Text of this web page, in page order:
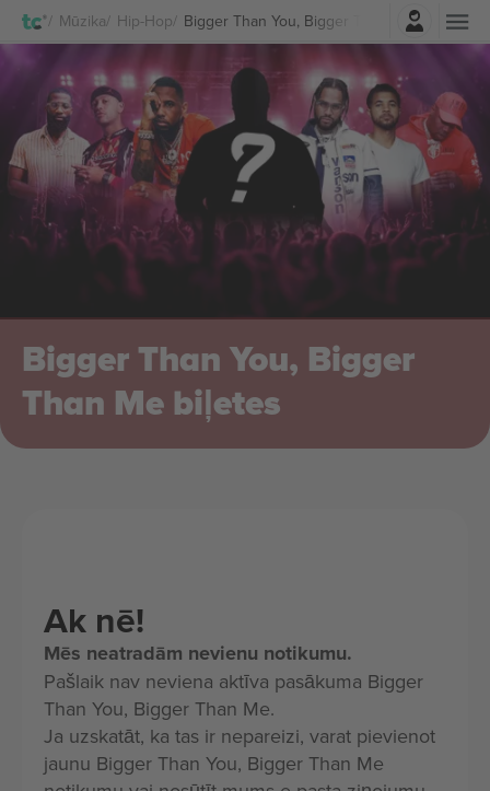
Mūzika Hip-Hop Bigger Than You, Bigger Than Me Biļetes
Pierakstīties
Bigger Than You, Bigger
Than Me biļetes
Ak nē!
Mēs neatradām nevienu notikumu.
Pašlaik nav neviena aktīva pasākuma Bigger
Than You, Bigger Than Me.
Ja uzskatāt, ka tas ir nepareizi, varat pievienot
jaunu Bigger Than You, Bigger Than Me